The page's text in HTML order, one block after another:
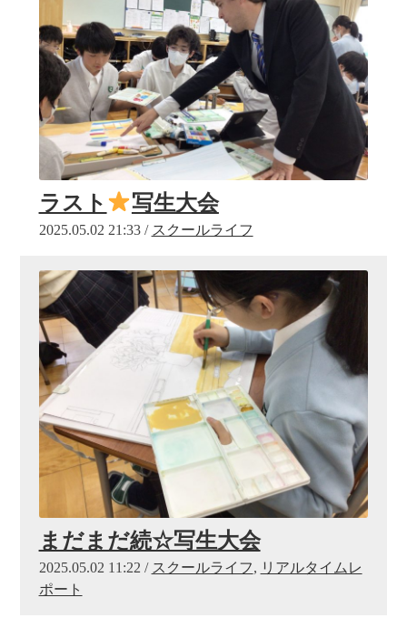
ラスト 写生大会
2025.05.02 21:33 / スクールライフ
まだまだ続☆写生大会
2025.05.02 11:22 / スクールライフ, リアルタイムレ
ポート